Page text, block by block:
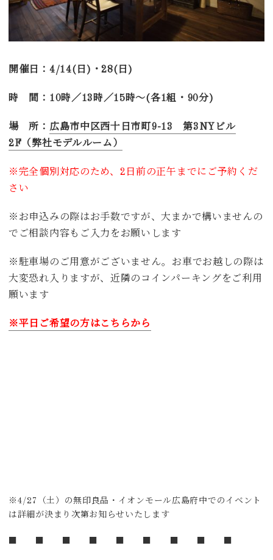
開催日：4/14(日)・28(日)
時 間：10時／13時／15時～(各1組・90分)
場 所： 広島市中区西十日市町9-13 第3NYビル
2F（弊社モデルルーム）
※完全個別対応のため、2日前の正午までにご予約くだ
さい
※お申込みの際はお手数ですが、大まかで構いませんの
でご相談内容もご入力をお願いします
※駐車場のご用意がございません。お車でお越しの際は
大変恐れ入りますが、近隣のコインパーキングをご利用
願います
※平日ご希望の方はこちらから
※4/27（土）の無印良品・イオンモール広島府中でのイベント
は詳細が決まり次第お知らせいたします